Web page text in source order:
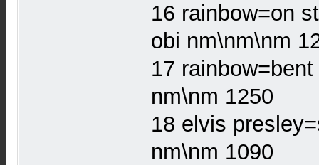
16 rainbow=on
obi nm\nm\nm
17
nm\nm 1250
18 elvis
nm\nm 1090